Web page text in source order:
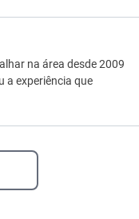
na área desde 2009
a experiência que